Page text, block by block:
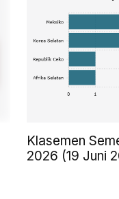
Klasemen
2026 (19 Juni